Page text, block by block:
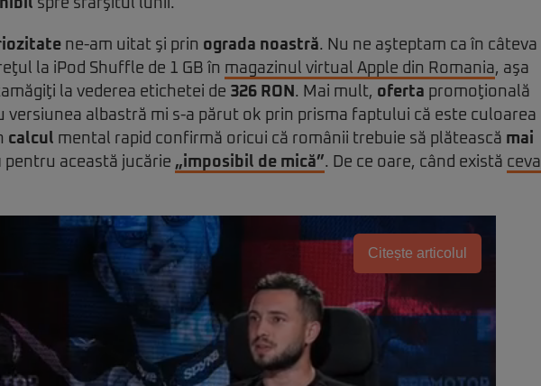
spre sfârşitul lunii.
ne-am uitat şi prin ograda noastră. Nu ne aşteptam ca în câteva
la iPod Shuffle de 1 GB în magazinul virtual Apple din Romania, aşa
la vederea etichetei de 326 RON . Mai mult, oferta promoţională
versiunea albastră mi s-a părut ok prin prisma faptului că este culoarea
calcul mental rapid confirmă oricui că românii trebuie să plătească mai
pentru această jucărie „imposibil de mică”. De ce oare, când există ceva
Citește articolul